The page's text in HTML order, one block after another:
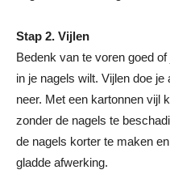
Stap 2. Vijlen
Bedenk van te voren goed
in je nagels wilt. Vijlen doe
neer. Met een kartonnen vijl
zonder de nagels te
de nagels korter te maken
gladde afwerking.